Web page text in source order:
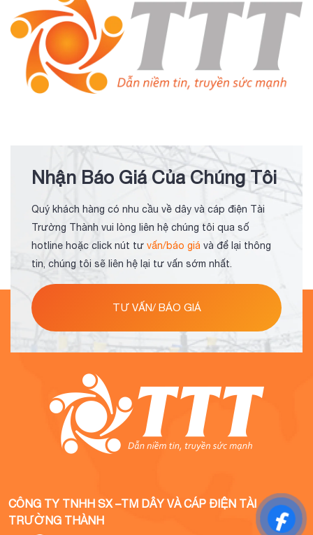
Nhận Báo Giá Của Chúng Tôi
Quý khách hàng có nhu cầu về dây và cáp điện Tài
Trường Thành vui lòng liên hệ chúng tôi qua số
hotline hoặc click nút tư vấn/báo giá và để lại thông
tin, chúng tôi sẽ liên hệ lại tư vấn sớm nhất.
TƯ VẤN/ BÁO GIÁ
CÔNG TY TNHH SX –TM DÂY VÀ CÁP ĐIỆN TÀI
TRƯỜNG THÀNH